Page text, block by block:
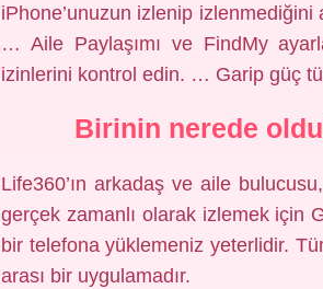
iPhone’unuzun izlenip
… Aile Paylaşımı ve FindMy
izinlerini kontrol edin. … Garip güç
Birinin nerede
Life360’ın arkadaş ve aile
gerçek zamanlı olarak izlemek için
bir telefona yüklemeniz yeterlidir.
arası bir uygulamadır.